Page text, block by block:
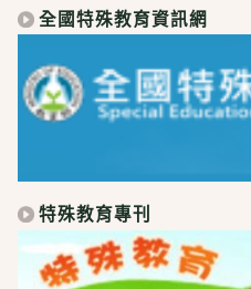
全國特殊教育資訊網
特殊教育專刊